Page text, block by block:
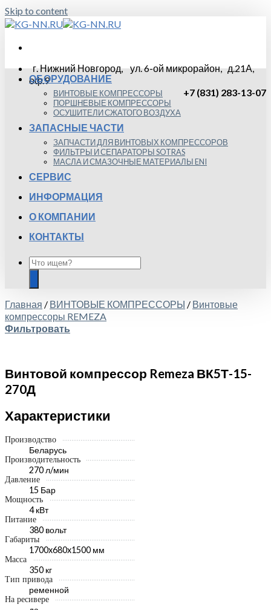
Skip to content
г. Нижний Новгород, ул. 6-ой микрорайон, д.21А,
оф.9
+7 (831) 283-13-07
ОБОРУДОВАНИЕ
ВИНТОВЫЕ КОМПРЕССОРЫ
ПОРШНЕВЫЕ КОМПРЕССОРЫ
ОСУШИТЕЛИ СЖАТОГО ВОЗДУХА
ЗАПАСНЫЕ ЧАСТИ
ЗАПЧАСТИ ДЛЯ ВИНТОВЫХ КОМПРЕССОРОВ
ФИЛЬТРЫ И СЕПАРАТОРЫ SOTRAS
МАСЛА И СМАЗОЧНЫЕ МАТЕРИАЛЫ ENI
СЕРВИС
ИНФОРМАЦИЯ
О КОМПАНИИ
КОНТАКТЫ
Главная / ВИНТОВЫЕ КОМПРЕССОРЫ / Винтовые
компрессоры REMEZA
Фильтровать
Винтовой компрессор Remeza ВК5Т-15-
270Д
Характеристики
Производство
Беларусь
Производительность
270 л/мин
Давление
15 Бар
Мощность
4 кВт
Питание
380 вольт
Габариты
1700x680x1500 мм
Масса
350 кг
Тип привода
ременной
На ресивере